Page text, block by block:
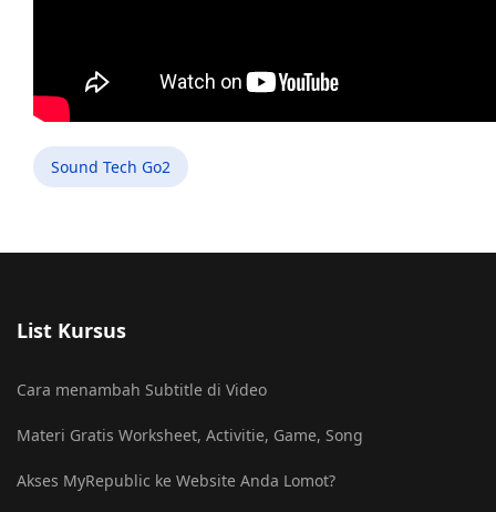
Sound Tech Go2
List Kursus
Cara menambah Subtitle di Video
Materi Gratis Worksheet, Activitie, Game, Song
Akses MyRepublic ke Website Anda Lomot?